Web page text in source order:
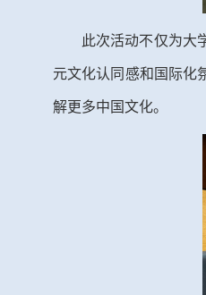
此次活动不仅为大
元文化认同感和国际化
解更多中国文化。